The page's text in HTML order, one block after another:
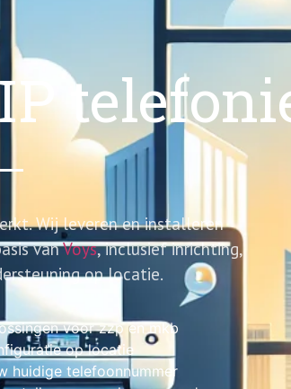
Wij leveren en installeren
vanVoys, inclusief inrichting,
op locatie.
voor zzp en mkb
op locatie
huidige telefoonnummer